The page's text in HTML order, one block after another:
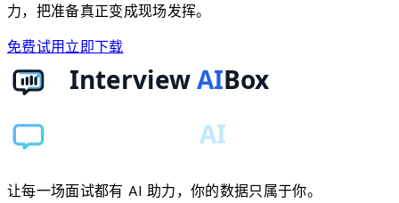
力，把准备真正变成现场发挥。
免费试用立即下载
让每一场面试都有 AI 助力，你的数据只属于你。